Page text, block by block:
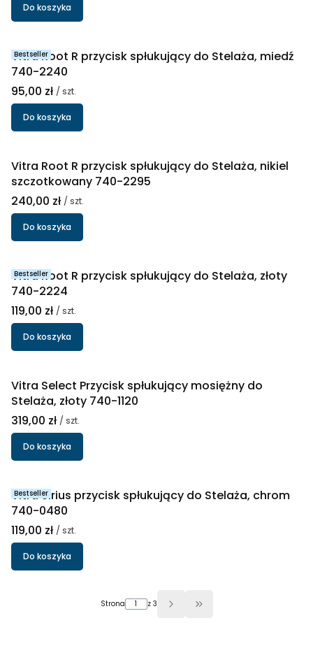
Do koszyka
Bestseller
Vitra Root R przycisk spłukujący do Stelaża, miedź
740-2240
Cena
95,00 zł / szt.
Do koszyka
Vitra Root R przycisk spłukujący do Stelaża, nikiel
szczotkowany 740-2295
Cena
240,00 zł / szt.
Do koszyka
Bestseller
Vitra Root R przycisk spłukujący do Stelaża, złoty
740-2224
Cena
119,00 zł / szt.
Do koszyka
Vitra Select Przycisk spłukujący mosiężny do
Stelaża, złoty 740-1120
Cena
319,00 zł / szt.
Do koszyka
Bestseller
Vitra Sirius przycisk spłukujący do Stelaża, chrom
740-0480
Cena
119,00 zł / szt.
Do koszyka
Strona z 3 Przejdź do ostatniej